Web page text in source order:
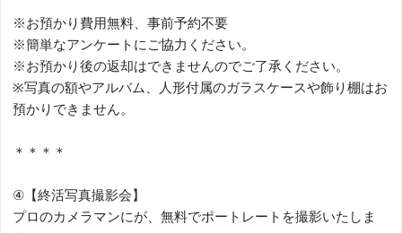
※お預かり費用無料、事前予約不要
※簡単なアンケートにご協力ください。
※お預かり後の返却はできませんのでご了承ください。
※写真の額やアルバム、人形付属のガラスケースや飾り棚はお
預かりできません。
＊＊＊＊
④【終活写真撮影会】
プロのカメラマンにが、無料でポートレートを撮影いたしま